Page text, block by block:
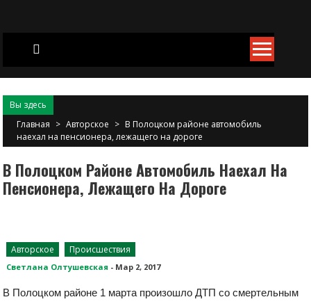
content
Вы здесь
Главная > Авторское > В Полоцком районе автомобиль
наехал на пенсионера, лежащего на дороге
В Полоцком Районе Автомобиль Наехал На
Пенсионера, Лежащего На Дороге
Авторское Происшествия
Светлана Олтушевская - Мар 2, 2017
В Полоцком районе 1 марта произошло ДТП со смертельным